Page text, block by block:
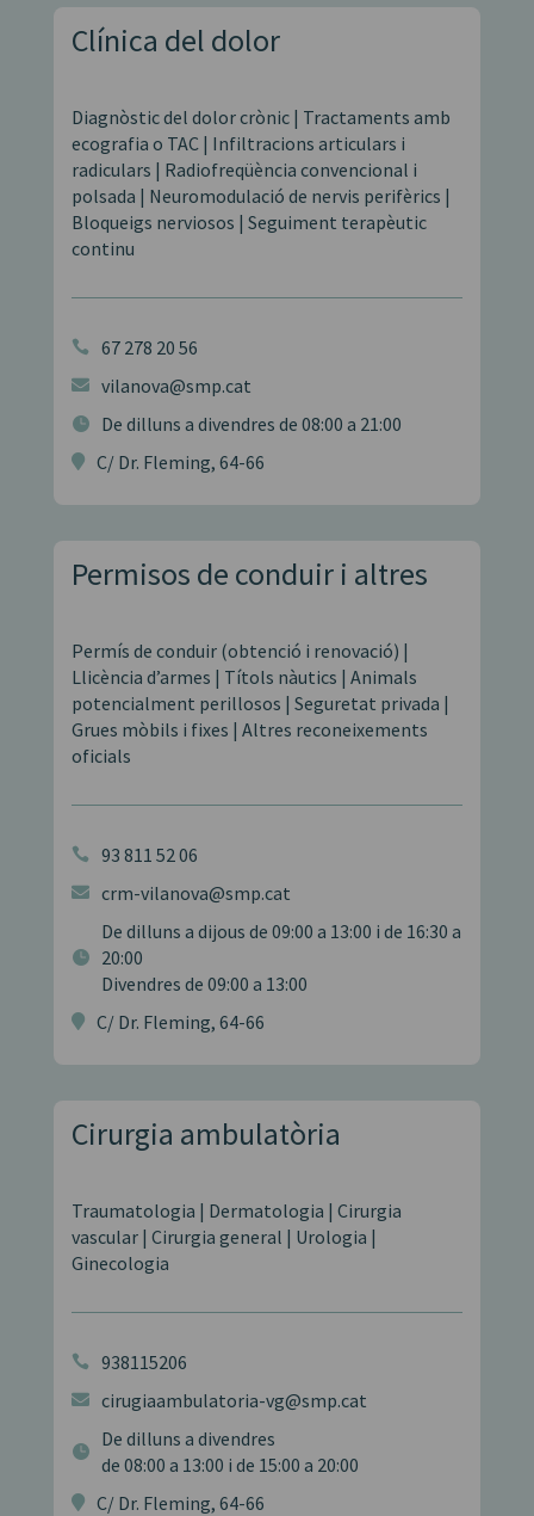
Clínica del dolor
Diagnòstic del dolor crònic | Tractaments amb
ecografia o TAC | Infiltracions articulars i
radiculars | Radiofreqüència convencional i
polsada | Neuromodulació de nervis perifèrics |
Bloqueigs nerviosos | Seguiment terapèutic
continu
 67 278 20 56
 vilanova@smp.cat
 De dilluns a divendres de 08:00 a 21:00
 C/ Dr. Fleming, 64-66
Permisos de conduir i altres
Permís de conduir (obtenció i renovació) |
Llicència d’armes | Títols nàutics | Animals
potencialment perillosos | Seguretat privada |
Grues mòbils i fixes | Altres reconeixements
oficials
 93 811 52 06
 crm-vilanova@smp.cat

De dilluns a dijous de 09:00 a 13:00 i de 16:30 a
20:00
Divendres de 09:00 a 13:00
 C/ Dr. Fleming, 64-66
Cirurgia ambulatòria
Traumatologia | Dermatologia | Cirurgia
vascular | Cirurgia general | Urologia |
Ginecologia
 938115206
 cirugiaambulatoria-vg@smp.cat

De dilluns a divendres
de 08:00 a 13:00 i de 15:00 a 20:00
 C/ Dr. Fleming, 64-66